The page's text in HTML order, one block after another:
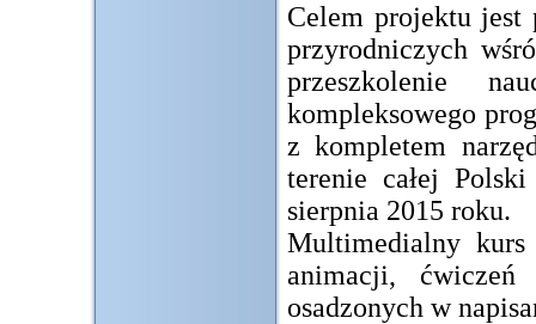
Celem projektu jest
przyrodniczych
przeszkolenie
kompleksowego
z kompletem
terenie całej
sierpnia 2015 roku.
Multimedialny
animacji,
osadzonych w